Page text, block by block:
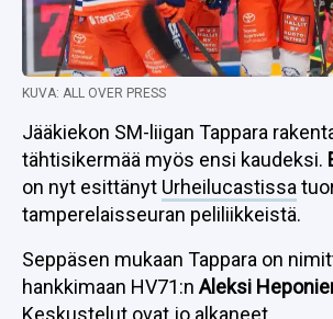
KUVA: ALL OVER PRESS
Jääkiekon SM-liigan Tappara
tähtisikermää myös ensi kaudeksi.
on nyt esittänyt Urheilucastissa
tamperelaisseuran peliliikkeistä.
Seppäsen mukaan Tappara on
hankkimaan HV71:n Aleksi
Keskustelut ovat jo alkaneet.